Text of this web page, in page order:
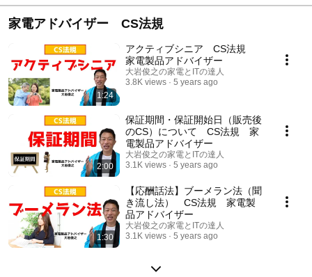
家電アドバイザー CS法規
1:24
アクティブシニア CS法規
家電製品アドバイザー
大岩俊之の家電とITの達人
3.8K views
5 years ago
2:00
保証期間・保証開始日（販売後
のCS）について CS法規 家
電製品アドバイザー
大岩俊之の家電とITの達人
3.1K views
5 years ago
1:30
【応酬話法】ブーメラン法（聞
き流し法） CS法規 家電製
品アドバイザー
大岩俊之の家電とITの達人
3.1K views
5 years ago